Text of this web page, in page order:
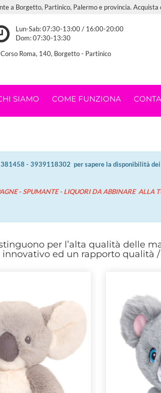
a Borgetto, Partinico, Palermo e provincia.
Lun-Sab: 07:30-13:00 / 16:00-20:00
Dom: 07:30-13:30
Corso Roma, 140, Borgetto - Partinico
SIAMO COME FUNZIONA
- 3939118302 per sapere la disponibilità
- SPUMANTE - LIQUORI DA ABBINARE ALLA
per l’alta qualità delle
ed un rapporto qualità /